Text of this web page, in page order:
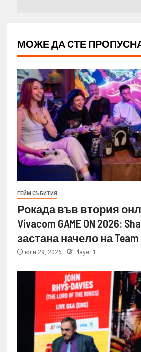
МОЖЕ ДА СТЕ
ГЕЙМ СЪБИТИЯ
Рокада във втория
Vivacom GAME ON 2026:
застана начело на Team
юли 29, 2026 Player 1